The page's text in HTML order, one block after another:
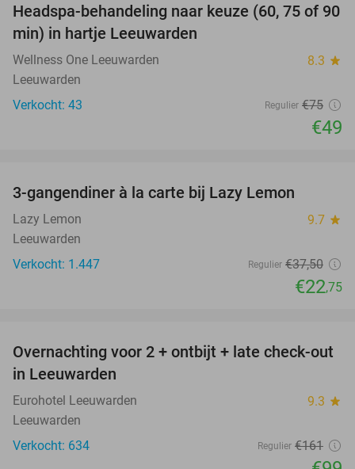
35%
Headspa-behandeling naar keuze (60, 75 of 90
min) in hartje Leeuwarden
Wellness One Leeuwarden 8.3 star
Leeuwarden
Verkocht: 43
Regulier €75
€49
3-gangendiner à la carte bij Lazy Lemon
Lazy Lemon 9.7 star
Leeuwarden
Verkocht: 1.447
Regulier €37,50
€22,75
39%
Overnachting voor 2 + ontbijt + late check-out
in Leeuwarden
Eurohotel Leeuwarden 9.3 star
Leeuwarden
Verkocht: 634
Regulier €161